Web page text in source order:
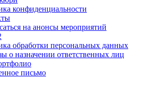
конфиденциальности
на анонсы мероприятий
обработки персональных данных
о назначении ответственных лиц
письмо